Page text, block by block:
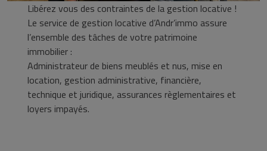
Libérez vous des contraintes de la gestion locative !
Le service de gestion locative d’Andr’immo assure
l’ensemble des tâches de votre patrimoine
immobilier :
Administrateur de biens meublés et nus, mise en
location, gestion administrative, financière,
technique et juridique, assurances règlementaires et
loyers impayés.